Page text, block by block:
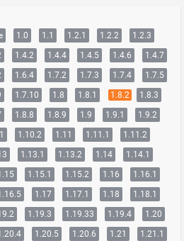
1.0 1.1 1.2.1 1.2.2
1.2.3
1.4.2 1.4.4 1.4.5 1.4.6
1.4.7
1.6.4 1.7.2 1.7.3 1.7.4
1.7.5
1.7.10 1.8 1.8.1 1.8.2
1.8.3
1.8.8 1.8.9 1.9 1.9.1
1.9.2
1.10.2 1.11 1.11.1
1.11.2
1.13.1 1.13.2 1.14
1.14.1
1.15.1 1.15.2 1.16
1.16.1
1.17 1.17.1 1.18
1.18.1
1.19.3 1.19.33 1.19.4
1.20
1.20.5 1.20.6 1.21
1.21.1